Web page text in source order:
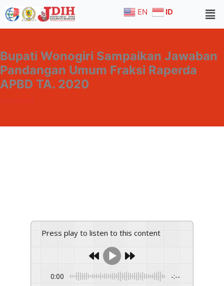
to
content
EN ID
Bupati Wonogiri Sampaikan Jawaban
Pandangan Umum Fraksi Raperda
APBD TA. 2020
01/11/2019
Home
Berita
Bupati Wonogiri Sampaikan Jawaban Pandangan Umum Fraksi
Press play to listen to this content
0:00 -:--